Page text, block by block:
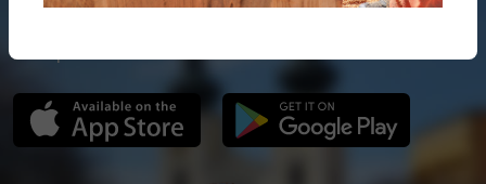
karta plná slev!